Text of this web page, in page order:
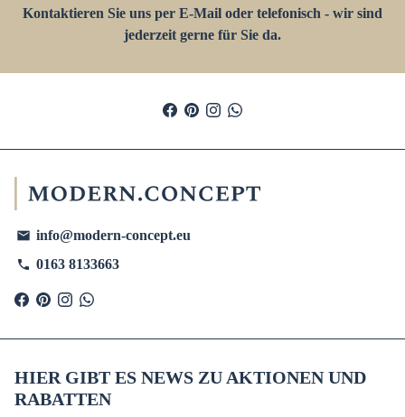
Kontaktieren Sie uns per E-Mail oder telefonisch - wir sind
jederzeit gerne für Sie da.
email info@modern-concept.eu
phone 0163 8133663
HIER GIBT ES NEWS ZU AKTIONEN UND
RABATTEN